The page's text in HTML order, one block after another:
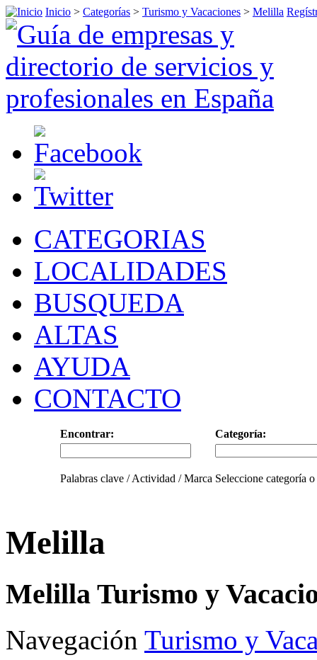
Inicio > Categorías > Turismo y Vacaciones > Melilla
CATEGORIAS
LOCALIDADES
BUSQUEDA
ALTAS
AYUDA
CONTACTO
Encontrar: Categoría:
Palabras clave / Actividad / Marca Seleccione categoría
Melilla
Melilla Turismo y
Navegación Turismo y